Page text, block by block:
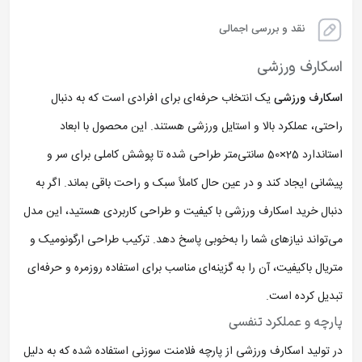
نقد و بررسی اجمالی
اسکارف ورزشی
اسکارف ورزشییک انتخاب حرفه‌ای برای افرادی است که به دنبال
راحتی، عملکرد بالا و استایل ورزشی هستند. این محصول با ابعاد
استاندارد 25×50 سانتی‌متر طراحی شده تا پوشش کاملی برای سر و
پیشانی ایجاد کند و در عین حال کاملاً سبک و راحت باقی بماند. اگر به
دنبال خرید اسکارف ورزشی با کیفیت و طراحی کاربردی هستید، این مدل
می‌تواند نیازهای شما را به‌خوبی پاسخ دهد. ترکیب طراحی ارگونومیک و
متریال باکیفیت، آن را به گزینه‌ای مناسب برای استفاده روزمره و حرفه‌ای
تبدیل کرده است.
پارچه و عملکرد تنفسی
در تولید اسکارف ورزشی از پارچه فلامنت سوزنی استفاده شده که به دلیل